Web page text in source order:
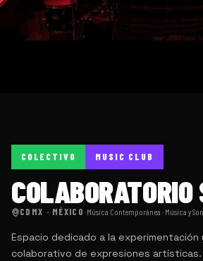
COLECTIVO MUSIC CLUB
COLABORATORIO
CDMX · MÉXICO·Música Contemporánea · Música y
Espacio dedicado a la experimentación
colaborativo de expresiones artísticas.